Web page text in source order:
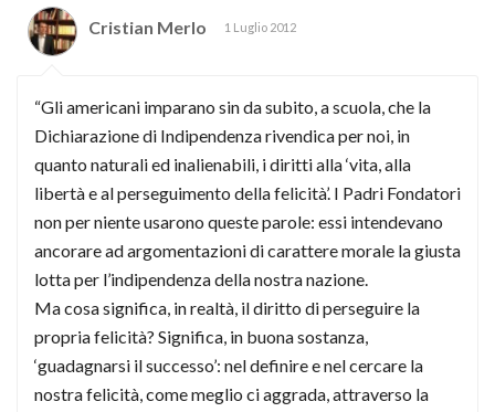
Cristian Merlo 1 Luglio 2012
“Gli americani imparano sin da subito, a scuola, che la
Dichiarazione di Indipendenza rivendica per noi, in
quanto naturali ed inalienabili, i diritti alla ‘vita, alla
libertà e al perseguimento della felicità’. I Padri Fondatori
non per niente usarono queste parole: essi intendevano
ancorare ad argomentazioni di carattere morale la giusta
lotta per l’indipendenza della nostra nazione.
Ma cosa significa, in realtà, il diritto di perseguire la
propria felicità? Significa, in buona sostanza,
‘guadagnarsi il successo’: nel definire e nel cercare la
nostra felicità, come meglio ci aggrada, attraverso la